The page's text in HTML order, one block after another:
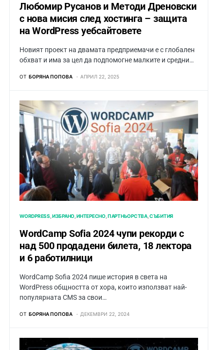
Любомир Русанов и Методи Дреновски
с нова мисия след хостинга – защита
на WordPress уебсайтовете
Новият проект на двамата предприемачи е с глобален
обхват и има за цел да подпомогне малките и средни…
ОТ БОРЯНА ПОПОВА АПРИЛ 22, 2025
WORDPRESS ИЗБРАНО ИНТЕРЕСНО ПАРТНЬОРСТВА СЪБИТИЯ
WordCamp Sofia 2024 чупи рекорди с
над 500 продадени билета, 18 лектора
и 6 работилници
WordCamp Sofia 2024 пише история в света на
WordPress общността от хора, които използват най-
популярната CMS за свои…
ОТ БОРЯНА ПОПОВА ДЕКЕМВРИ 22, 2024